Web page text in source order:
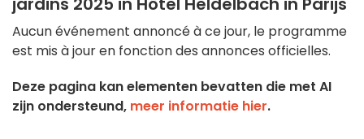
Aucun événement annoncé à ce jour, le programme
est mis à jour en fonction des annonces officielles.
Deze pagina kan elementen bevatten die met AI
zijn ondersteund, meer informatie hier.